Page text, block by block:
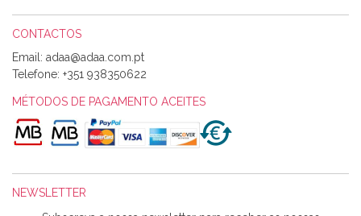
Alexandra Morais
Olá boa Noite. Os meus tecidos chegaram hoje. Muito
obrigada pelo miminho que dá um jeitaço pras minhas linhas
de bordar e não sei o que pões nos tecidos, mas que cheiram
maravilhosamente ... cheiram! :) Muito Obrigada.
CONTACTOS
Email:
Telefone: +351 938350622
MÉTODOS DE PAGAMENTO ACEITES
NEWSLETTER